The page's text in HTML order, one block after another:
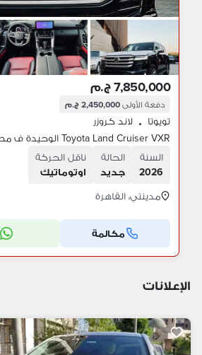
7,850,000 ج.م
دفعة الأولى2,450,000 ج.م
تويوتا • لاند كروزر
Toyota Land Cruiser VXR الوحيدة ف مصر ٢٠٢٦
السنة
2026
الحالة
جديد
ناقل الحركة
اوتوماتيك
مدينتي، القاهرة
مكالمة
الإعلانات